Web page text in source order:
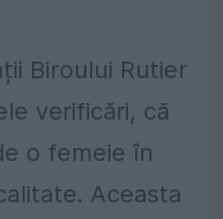
Biroului Rutier
verificări, că
o femeie în
Aceasta